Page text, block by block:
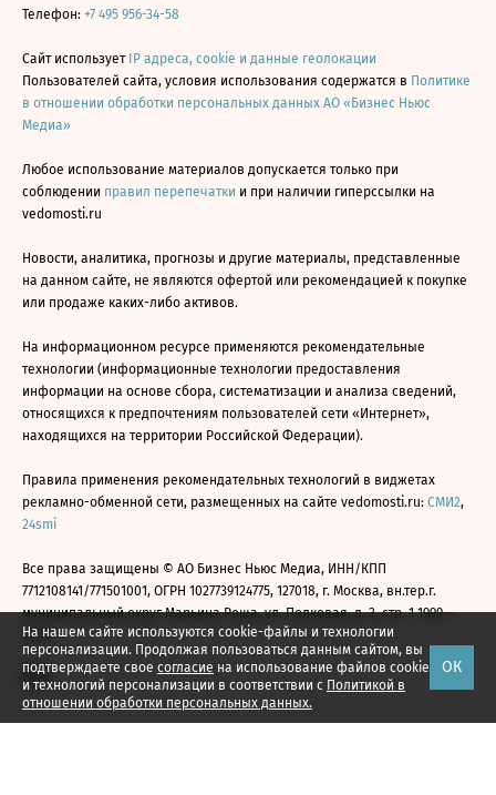
На нашем сайте используются cookie-файлы и технологии
персонализации. Продолжая пользоваться данным сайтом, вы
подтверждаете свое согласие на использование файлов cookie
и технологий персонализации в соответствии с Политикой в
отношении обработки персональных данных.
ОК
Телефон: +7 495 956-34-58
Сайт использует IP адреса, cookie и данные геолокации
Пользователей сайта, условия использования содержатся в Политике
в отношении обработки персональных данных АО «Бизнес Ньюс
Медиа»
Любое использование материалов допускается только при
соблюдении правил перепечатки и при наличии гиперссылки на
vedomosti.ru
Новости, аналитика, прогнозы и другие материалы, представленные
на данном сайте, не являются офертой или рекомендацией к покупке
или продаже каких-либо активов.
На информационном ресурсе применяются рекомендательные
технологии (информационные технологии предоставления
информации на основе сбора, систематизации и анализа сведений,
относящихся к предпочтениям пользователей сети «Интернет»,
находящихся на территории Российской Федерации).
Правила применения рекомендательных технологий в виджетах
рекламно-обменной сети, размещенных на сайте vedomosti.ru: СМИ2,
24smi
Все права защищены © АО Бизнес Ньюс Медиа, ИНН/КПП
7712108141/771501001, ОГРН 1027739124775, 127018, г. Москва, вн.тер.г.
муниципальный округ Марьина Роща, ул. Полковая, д. 3, стр. 1 1999—
2026